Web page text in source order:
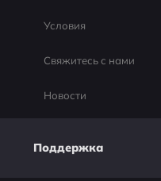
Условия
Свяжитесь с нами
Новости
Поддержка